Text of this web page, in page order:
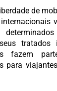
de
tratados
fazem
para